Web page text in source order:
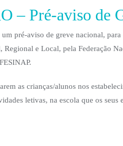
– Pré-aviso de
pré-aviso de greve nacional,
e Local, pela Federação
as crianças/alunos nos
letivas, na escola que os seus